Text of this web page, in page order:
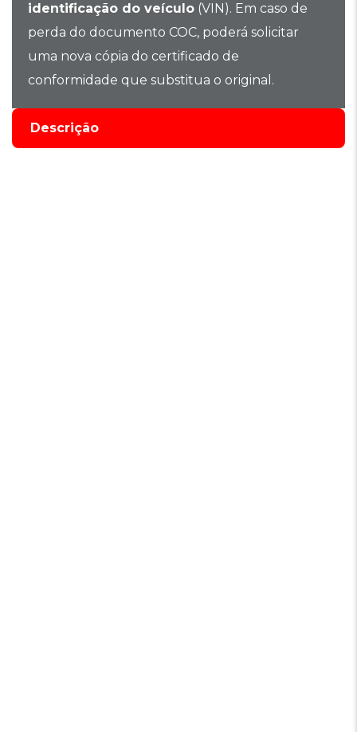
identificação do veículo (VIN). Em caso de
perda do documento COC, poderá solicitar
uma nova cópia do certificado de
conformidade que substitua o original.
Descrição